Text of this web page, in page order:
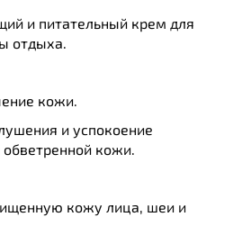
и питательный крем для
отдыха.
кожи.
и успокоение
кожи.
кожу лица, шеи и